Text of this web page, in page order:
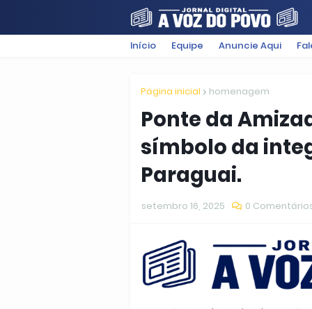
FILMES POLÍTICA
Início Equipe Anuncie Aqui
Página inicial homenagem
Ponte da
símbolo da
Paraguai.
setembro 16, 2025 0